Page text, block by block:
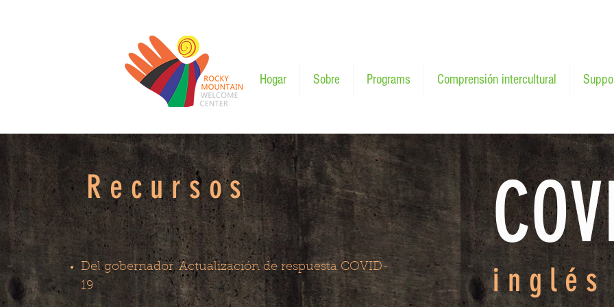
Hogar Sobre Programs Comprensión intercultural
Recursos
Del gobernador Actualización de respuesta COVID-
19
inglés